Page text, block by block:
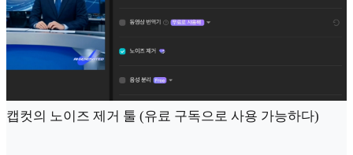
캡컷의 노이즈 제거 툴 (유료 구독으로 사용 가능하다)